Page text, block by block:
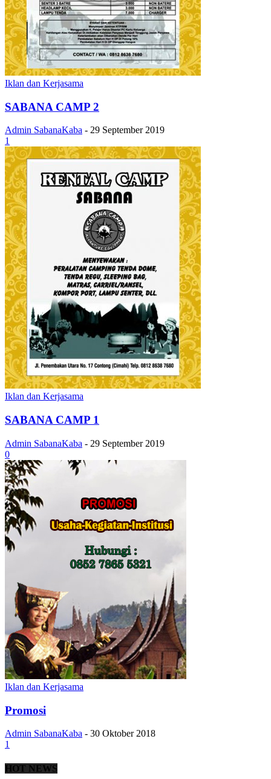
Iklan dan Kerjasama
SABANA CAMP 2
Admin SabanaKaba - 29 September 2019
1
Iklan dan Kerjasama
SABANA CAMP 1
Admin SabanaKaba - 29 September 2019
0
Iklan dan Kerjasama
Promosi
Admin SabanaKaba - 30 Oktober 2018
1
HOT NEWS